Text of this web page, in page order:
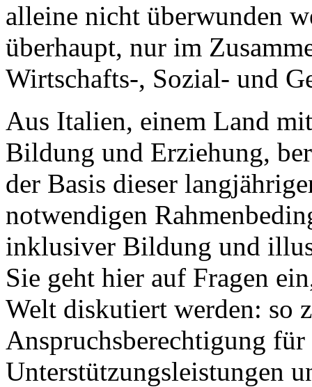
alleine nicht überwunden
überhaupt, nur im
Wirtschafts-, Sozial- und
Aus Italien, einem Land
Bildung und Erziehung,
der Basis dieser
notwendigen
inklusiver Bildung und
Sie geht hier auf Fragen
Welt diskutiert werden: so
Anspruchsberechtigung für
Unterstützungsleistungen